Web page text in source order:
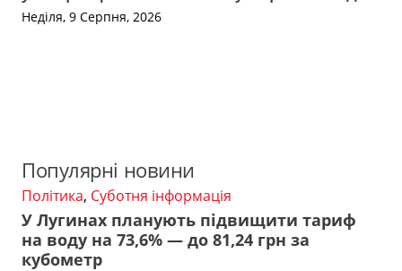
Неділя, 9 Серпня, 2026
Популярні новини
Політика, Суботня інформація
У Лугинах планують підвищити тариф
на воду на 73,6% — до 81,24 грн за
кубометр